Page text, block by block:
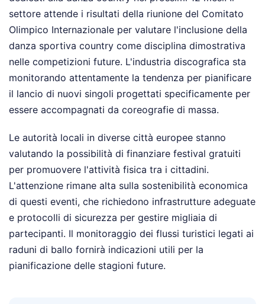
settore attende i risultati della riunione del Comitato
Olimpico Internazionale per valutare l'inclusione della
danza sportiva country come disciplina dimostrativa
nelle competizioni future. L'industria discografica sta
monitorando attentamente la tendenza per pianificare
il lancio di nuovi singoli progettati specificamente per
essere accompagnati da coreografie di massa.
Le autorità locali in diverse città europee stanno
valutando la possibilità di finanziare festival gratuiti
per promuovere l'attività fisica tra i cittadini.
L'attenzione rimane alta sulla sostenibilità economica
di questi eventi, che richiedono infrastrutture adeguate
e protocolli di sicurezza per gestire migliaia di
partecipanti. Il monitoraggio dei flussi turistici legati ai
raduni di ballo fornirà indicazioni utili per la
pianificazione delle stagioni future.